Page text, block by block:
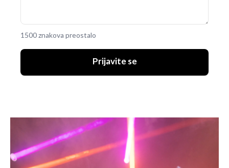
1500 znakova preostalo
Prijavite se